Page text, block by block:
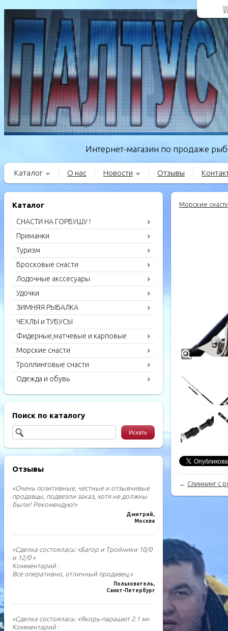
Интернет-магазин по продаже
Каталог О нас Новости Отзывы
Каталог
СНАСТИ НА ГОРБУШУ !
Приманки
Туризм
Бросковые снасти
Лодочные акссесуары
Удочки
ЗИМНЯЯ РЫБАЛКА
ЧЕХЛЫ и ТУБУСЫ
Фидерные,матчевые и карповые
удилища
Морские снасти
Троллинговые снасти
Одежда и обувь
Поиск по каталогу
Отзывы
«Очень позитивные, честные и отзывчивые
продавцы, подвезли заказ, хотя не должны
были! Рекомендую!»
Дмитрий,
Москва
«Сделка состоялась: «Багор и Тройники 10/0
и 12/0 »
Комментарий :
Все оперативно, отличный продавец.»
Пользователь,
Санкт-Петербург
«Сделка состоялась: «Якорь-парашют 2.1 м».
Комментарий :
Морские
← Спиннинг с